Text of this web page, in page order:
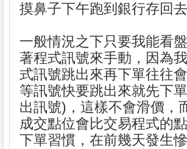
摸鼻子下午跑到銀行存回
一般情況之下只要我能看
著程式訊號來手動，因為
式訊號跳出來再下單往往
等訊號快要跳出來就先下
出訊號)，這樣不會滑價，
成交點位會比交易程式的
下單習慣，在前幾天發生